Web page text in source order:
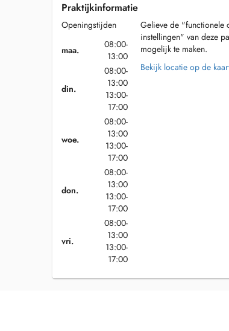
Praktijkinformatie
Openingstijden
maa.
08:00-
13:00
din.
08:00-
13:00
13:00-
17:00
woe.
08:00-
13:00
13:00-
17:00
don.
08:00-
13:00
13:00-
17:00
vri.
08:00-
13:00
13:00-
17:00
Gelieve de "functionele
instellingen" van deze
mogelijk te maken.
Bekijk locatie op de